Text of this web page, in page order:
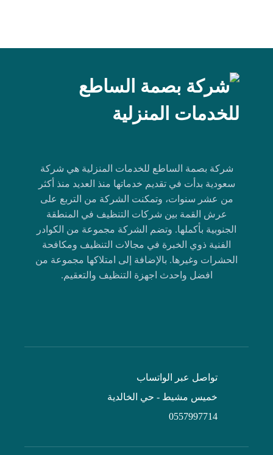
شركة بصمة الساطع للخدمات المنزلية هي شركة
سعودية بدأت في تقديم خدماتها منذ العديد منذ أكثر
من عشر سنوات، وتمكنت الشركة من التربع على
عرش القمة بين شركات التنظيف في المنطقة
الجنوبية بأكملها. وتضم الشركة مجموعة من الكوادر
الفنية ذوي الخبرة في مجالات التنظيف ومكافحة
الحشرات وغيرها. بالإضافة إلى امتلاكها مجموعة من
افضل واحدث اجهزة التنظيف والتعقيم.
تواصل عبر الواتساب
خميس مشيط - حي الخالدية
0557997714